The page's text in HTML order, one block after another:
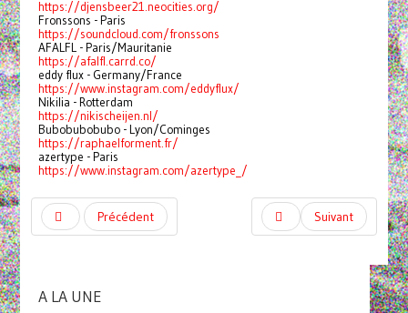
https://djensbeer21.neocities.org/
Fronssons - Paris
https://soundcloud.com/fronssons
AFALFL - Paris/Mauritanie
https://afalfl.carrd.co/
eddy flux - Germany/France
https://www.instagram.com/eddyflux/
Nikilia - Rotterdam
https://nikischeijen.nl/
Bubobubobubo - Lyon/Cominges
https://raphaelforment.fr/
azertype - Paris
https://www.instagram.com/azertype_/
Précédent Suivant
A LA UNE